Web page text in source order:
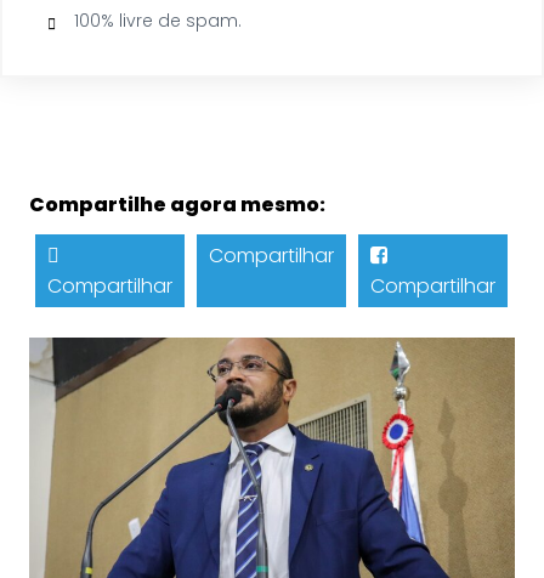
100% livre de spam.
Compartilhe agora mesmo:
Compartilhar
Compartilhar
Compartilhar